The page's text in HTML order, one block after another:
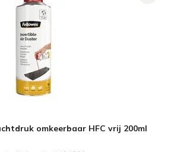
omkeerbaar HFC vrij 200ml